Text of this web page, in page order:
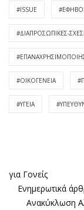
#ISSUE #ΈΦΗΒΟΙ
#ΔΙΑΠΡΟΣΩΠΙΚΈΣ-
#ΟΙΚΟΓΈΝΕΙΑ
#ΥΓΕΊΑ
για Γονείς
Ενημερωτικά
Ανακύκλωση